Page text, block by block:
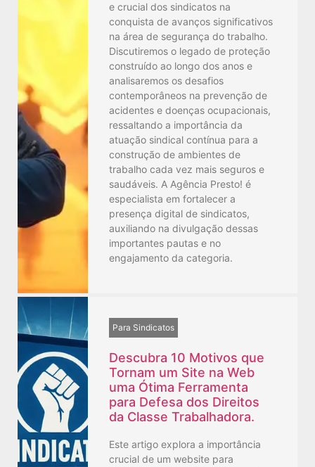
e crucial dos sindicatos na
conquista de avanços significativos
na área de segurança do trabalho.
Discutiremos o legado de proteção
construído ao longo dos anos e
analisaremos os desafios
contemporâneos na prevenção de
acidentes e doenças ocupacionais,
ressaltando a importância da
atuação sindical contínua para a
construção de ambientes de
trabalho cada vez mais seguros e
saudáveis. A Agência Presto! é
especialista em fortalecer a
presença digital de sindicatos,
auxiliando na divulgação dessas
importantes pautas e no
engajamento da categoria.
Para Sindicatos
Descubra 10 Motivos que
Tornam um Site na Web
uma Ótima Ferramenta
para Defesa dos Direitos
da Classe Trabalhadora.
Este artigo explora a importância
crucial de um website para